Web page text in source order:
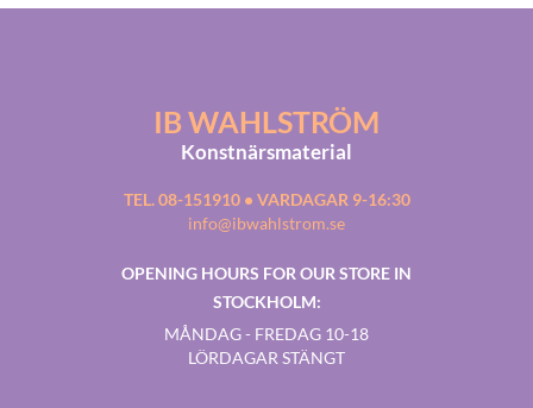
IB WAHLSTRÖM
Konstnärsmaterial
TEL. 08-151910 • VARDAGAR 9-16:30
info@ibwahlstrom.se
OPENING HOURS FOR OUR STORE IN
STOCKHOLM:
MÅNDAG - FREDAG 10-18
LÖRDAGAR STÄNGT